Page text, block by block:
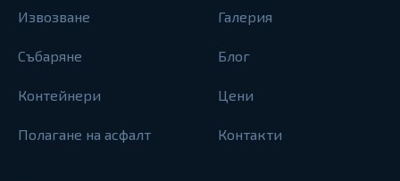
Извозване
Събаряне
Контейнери
Полагане на асфалт
Галерия
Блог
Цени
Контакти